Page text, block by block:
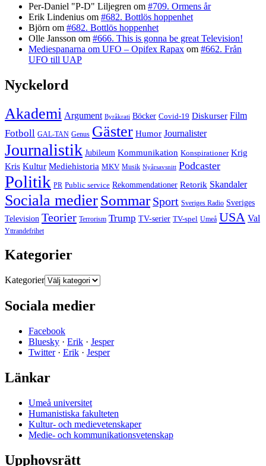
Per-Daniel "P-D" Liljegren om #709. Ormens år
Erik Lindenius om #682. Bottlös hoppenhet
Björn om #682. Bottlös hoppenhet
Olle Jansson om #666. This is gonna be great Television!
Mediespanarna om UFO – Opifex Rapax om #662. Från
UFO till UAP
Nyckelord
Akademi Argument Byråkrati Böcker Covid-19 Diskurser Film
Fotboll GAL-TAN Genus Gäster Humor Journalister
Journalistik Jubileum Kommunikation Konspirationer Krig
Kris Kultur Mediehistoria MKV Musik Nyårsavsnitt Podcaster
Politik PR Public service Rekommendationer Retorik Skandaler
Sociala medierSommar Sport Sveriges Radio Sveriges
Television Teorier Terrorism Trump TV-serier TV-spel Umeå USA Val
Yttrandefrihet
Kategorier
Kategorier
Sociala medier
Facebook
Bluesky · Erik · Jesper
Twitter· Erik · Jesper
Länkar
Umeå universitet
Humanistiska fakulteten
Kultur- och medievetenskaper
Medie- och kommunikationsvetenskap
Upphovsrätt